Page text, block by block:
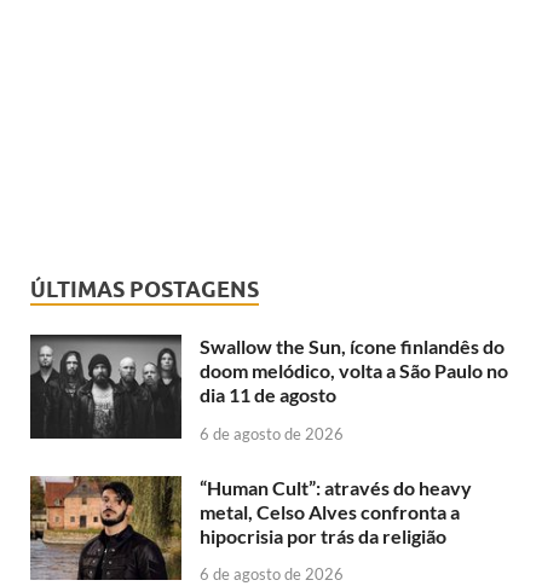
ÚLTIMAS POSTAGENS
Swallow the Sun, ícone finlandês do
doom melódico, volta a São Paulo no
dia 11 de agosto
6 de agosto de 2026
“Human Cult”: através do heavy
metal, Celso Alves confronta a
hipocrisia por trás da religião
6 de agosto de 2026